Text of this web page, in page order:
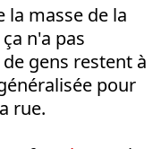
la masse de la
n'a pas
gens restent à
pour
rue.